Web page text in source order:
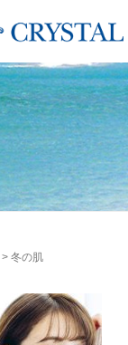
>冬の肌